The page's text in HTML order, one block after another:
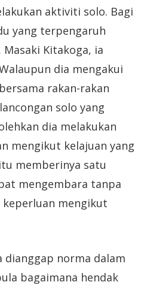
aktiviti solo. Bagi
yang terpengaruh
Kitakoga, ia
dia mengakui
rakan-rakan
solo yang
dia melakukan
mengikut kelajuan yang
memberinya satu
mengembara tanpa
mengikut
dianggap norma dalam
bagaimana hendak